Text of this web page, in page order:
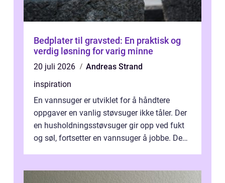
Bedplater til gravsted: En praktisk og
verdig løsning for varig minne
20 juli 2026
Andreas Strand
inspiration
En vannsuger er utviklet for å håndtere
oppgaver en vanlig støvsuger ikke tåler. Der
en husholdningsstøvsuger gir opp ved fukt
og søl, fortsetter en vannsuger å jobbe. Den